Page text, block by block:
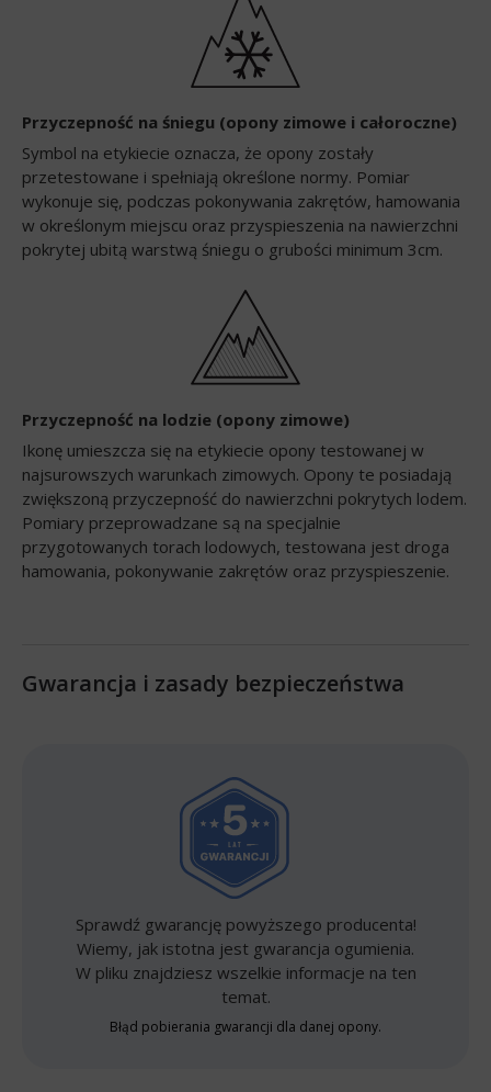
Przyczepność na śniegu (opony zimowe i całoroczne)
Symbol na etykiecie oznacza, że opony zostały
przetestowane i spełniają określone normy. Pomiar
wykonuje się, podczas pokonywania zakrętów, hamowania
w określonym miejscu oraz przyspieszenia na nawierzchni
pokrytej ubitą warstwą śniegu o grubości minimum 3cm.
Przyczepność na lodzie (opony zimowe)
Ikonę umieszcza się na etykiecie opony testowanej w
najsurowszych warunkach zimowych. Opony te posiadają
zwiększoną przyczepność do nawierzchni pokrytych lodem.
Pomiary przeprowadzane są na specjalnie
przygotowanych torach lodowych, testowana jest droga
hamowania, pokonywanie zakrętów oraz przyspieszenie.
Gwarancja i zasady bezpieczeństwa
Sprawdź gwarancję powyższego producenta!
Wiemy, jak istotna jest gwarancja ogumienia.
W pliku znajdziesz wszelkie informacje na ten
temat.
Błąd pobierania gwarancji dla danej opony.